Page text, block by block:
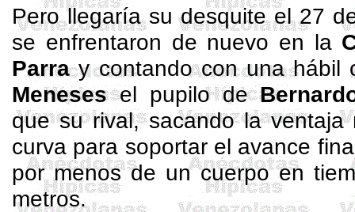
Pero llegaría su desquite el 27
se enfrentaron de nuevo en la
Parray contando con una hábil
Menesesel pupilo de
que su rival, sacando la
curva para soportar el avance
por menos de un cuerpo en
metros.